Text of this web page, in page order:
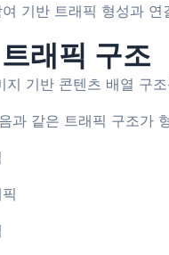
기반 트래픽 형성과 연
래픽 구조
기반 콘텐츠 배열 구
과 같은 트래픽 구조가